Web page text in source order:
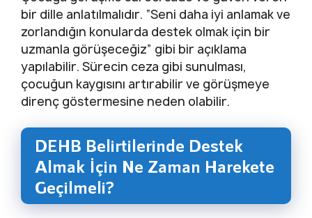
bir dille anlatılmalıdır. “Seni daha iyi anlamak ve
zorlandığın konularda destek olmak için bir
uzmanla görüşeceğiz” gibi bir açıklama
yapılabilir. Sürecin ceza gibi sunulması,
çocuğun kaygısını artırabilir ve görüşmeye
direnç göstermesine neden olabilir.
DEHB Belirtilerinde Destek
Almak İçin Ne Zaman Harekete
Geçilmeli?